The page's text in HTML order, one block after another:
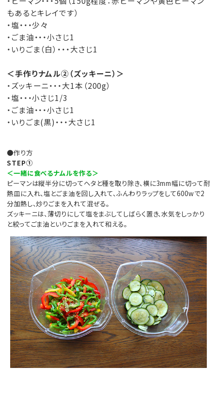
もあるとキレイです）
・塩・・・少々
・ごま油・・・小さじ1
・いりごま（白）・・・大さじ1
＜手作りナムル②（ズッキーニ）＞
・ズッキーニ・・・大1本（200g）
・塩・・・小さじ1/3
・ごま油・・・小さじ1
・いりごま(黒)・・・大さじ1
●作り方
STEP①
＜一緒に食べるナムルを作る＞
ピーマンは縦半分に切ってヘタと種を取り除き、横に3mm幅に切って耐
熱皿に入れ、塩とごま油を回し入れて、ふんわりラップをして600wで2
分加熱し、炒りごまを入れて混ぜる。
ズッキーニは、薄切りにして塩をまぶしてしばらく置き、水気をしっかり
と絞ってごま油といりごまを入れて和える。